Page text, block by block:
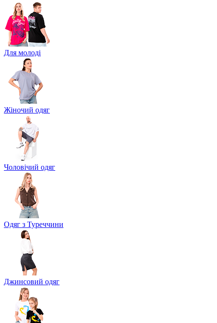
Для молоді
Жіночий одяг
Чоловічий одяг
Одяг з Туреччини
Джинсовий одяг